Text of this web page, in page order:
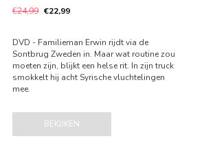
€24,99 €22,99
DVD - Familieman Erwin rijdt via de
Sontbrug Zweden in. Maar wat routine zou
moeten zijn, blijkt een helse rit. In zijn truck
smokkelt hij acht Syrische vluchtelingen
mee.
BEKIJKEN